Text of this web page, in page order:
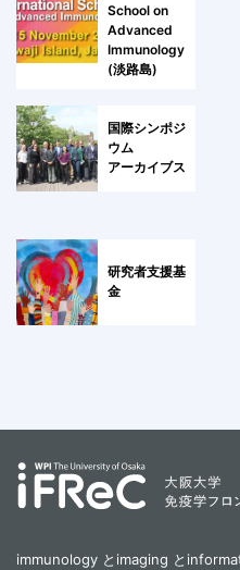
School on
Advanced
Immunology
(淡路島)
国際シンポジ
ウム
アーカイブス
研究者支援基
金
immunology とimaging と